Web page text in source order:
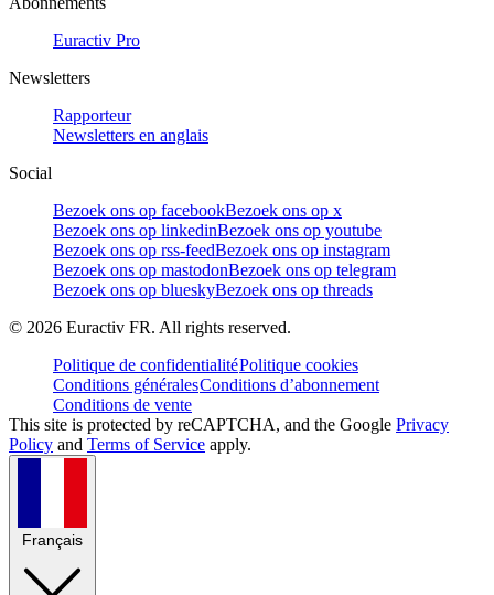
Euractiv Pro
Newsletters
Rapporteur
Newsletters en anglais
Social
Bezoek ons op facebookBezoek ons op x
Bezoek ons op linkedinBezoek ons op youtube
Bezoek ons op rss-feedBezoek ons op instagram
Bezoek ons op mastodonBezoek ons op telegram
Bezoek ons op blueskyBezoek ons op threads
© 2026 Euractiv FR. All rights reserved.
Politique de confidentialitéPolitique cookies
Conditions généralesConditions d’abonnement
Conditions de vente
This site is protected by reCAPTCHA, and the Google Privacy
Policy and Terms of Service apply.
Français